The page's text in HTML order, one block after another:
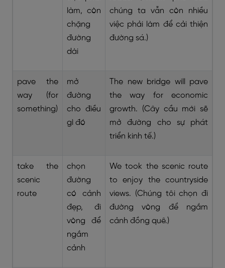
làm, còn
chặng
đường
dài
chúng ta vẫn còn nhiều
việc phải làm để cải thiện
đường sá.)
pave the
way (for
something)
mở
đường
cho điều
gì đó
The new bridge will pave
the way for economic
growth. (Cây cầu mới sẽ
mở đường cho sự phát
triển kinh tế.)
take the
scenic
route
chọn
đường
có cảnh
đẹp, đi
vòng để
ngắm
cảnh
We took the scenic route
to enjoy the countryside
views. (Chúng tôi chọn đi
đường vòng để ngắm
cảnh đồng quê.)